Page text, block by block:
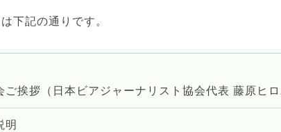
下記の通りです。
ご挨拶（日本ビアジャーナリスト協会代表 藤原ヒロ
明